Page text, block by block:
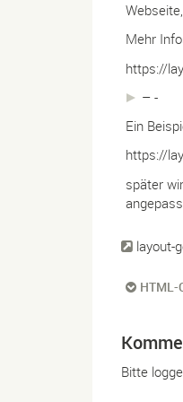
Mehr
https://
– -
Ein
https://
später
layout-
HTML-
Bitte